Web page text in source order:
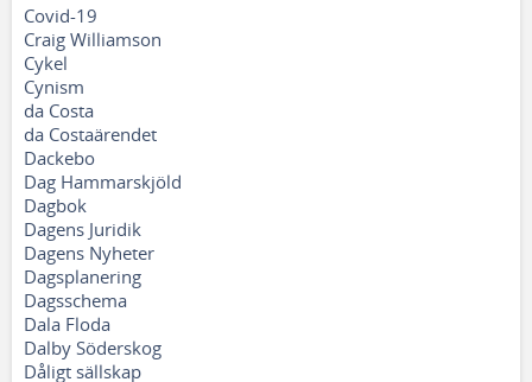
Covid-19
Craig Williamson
Cykel
Cynism
da Costa
da Costaärendet
Dackebo
Dag Hammarskjöld
Dagbok
Dagens Juridik
Dagens Nyheter
Dagsplanering
Dagsschema
Dala Floda
Dalby Söderskog
Dåligt sällskap